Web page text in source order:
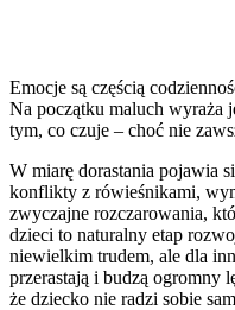
Emocje są częścią
Na początku maluch wyraża
tym, co czuje – choć nie
W miarę dorastania pojawia
konflikty z rówieśnikami,
zwyczajne rozczarowania,
dzieci to naturalny etap
niewielkim trudem, ale dla
przerastają i budzą ogromny
że dziecko nie radzi sobie